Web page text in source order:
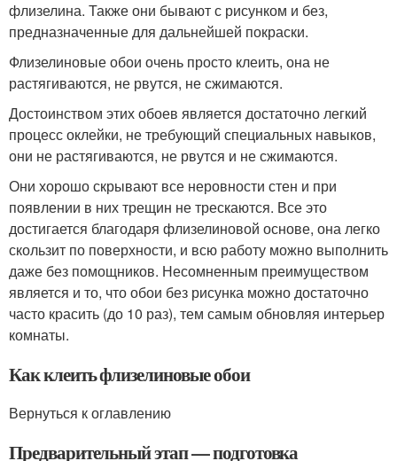
флизелина. Также они бывают с рисунком и без,
предназначенные для дальнейшей покраски.
Флизелиновые обои очень просто клеить, она не
растягиваются, не рвутся, не сжимаются.
Достоинством этих обоев является достаточно легкий
процесс оклейки, не требующий специальных навыков,
они не растягиваются, не рвутся и не сжимаются.
Они хорошо скрывают все неровности стен и при
появлении в них трещин не трескаются. Все это
достигается благодаря флизелиновой основе, она легко
скользит по поверхности, и всю работу можно выполнить
даже без помощников. Несомненным преимуществом
является и то, что обои без рисунка можно достаточно
часто красить (до 10 раз), тем самым обновляя интерьер
комнаты.
Как клеить флизелиновые обои
Вернуться к оглавлению
Предварительный этап — подготовка